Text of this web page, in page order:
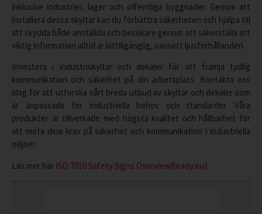
inklusive industrier, lager och offentliga byggnader. Genom att
installera dessa skyltar kan du förbättra säkerheten och hjälpa till
att skydda både anställda och besökare genom att säkerställa att
viktig information alltid är lättillgänglig, oavsett ljusförhållanden.
Investera i industriskyltar och dekaler för att främja tydlig
kommunikation och säkerhet på din arbetsplats. Kontakta oss
idag för att utforska vårt breda utbud av skyltar och dekaler som
är anpassade för industriella behov och standarder. Våra
produkter är tillverkade med högsta kvalitet och hållbarhet för
att möta dina krav på säkerhet och kommunikation i industriella
miljöer.
Läs mer här ISO 7010 Safety Signs Overview(brady.eu)